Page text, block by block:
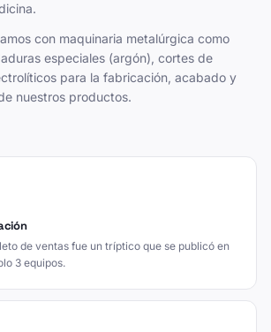
con maquinaria metalúrgica como
especiales (argón), cortes de
para la fabricación, acabado y
nuestros productos.
de ventas fue un tríptico que se publicó en
3 equipos.